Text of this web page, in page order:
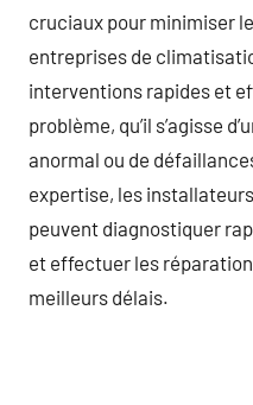
cruciaux pour minimiser
entreprises de
interventions rapides et
problème, qu’il s’agisse
anormal ou de
expertise, les
peuvent diagnostiquer
et effectuer les
meilleurs délais.